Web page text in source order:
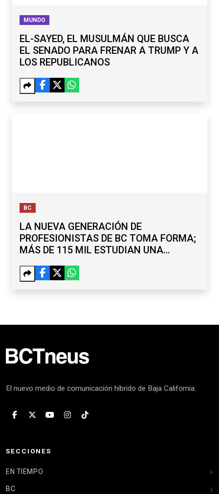
MUNDO
EL-SAYED, EL MUSULMÁN QUE BUSCA
EL SENADO PARA FRENAR A TRUMP Y A
LOS REPUBLICANOS
BC
LA NUEVA GENERACIÓN DE
PROFESIONISTAS DE BC TOMA FORMA;
MÁS DE 115 MIL ESTUDIAN UNA
El nuevo medio de comunicación híbrido de Baja California.
SECCIONES
EN TIEMPO
BC